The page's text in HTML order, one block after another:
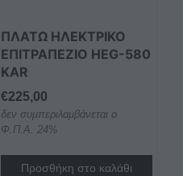
ΠΛΑΤΩ ΗΛΕΚΤΡΙΚΟ
ΕΠΙΤΡΑΠΕΖΙΟ HEG-580
KAR
€225,00
δεν συμπεριλαμβάνεται ο
Φ.Π.Α. 24%
Προσθήκη στο καλάθι